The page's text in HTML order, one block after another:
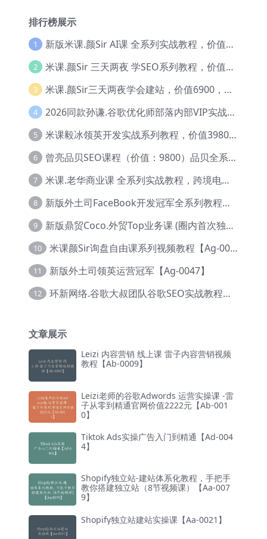
排行榜展示
1 新版米课.颜Sir AI课 全系列实战教程，价值9800，跨境首选！【Ag-0052】
2 米课.颜Sir 三天两夜 学SEO系列教程，价值9600元，跨境人都在学 【Ag-0056】
3 米课.颜Sir三天两夜学会建站，价值6900，MI课甄选课程 【Ag-0055】
4 2026同款孙谦.谷歌优化师部落内部VIP实战教程|价值4999元全网独家解码（官方报名版本）【@034】
5 米课毅冰领英开发实战系列教程，价值3980，跨境必选【Ag-0049】
6 曾亮品贝SEO课程（价值：9800）品贝全系列教程 【Ab-0022】
7 米课.老华商业课 全系列实战教程，跨境电商必学，价值16900元【Ag-0053】
8 新版外土司FaceBook开发冠军全系列教程【Ab-0021】
9 新版鼎贸Coco.外贸Top业务课 (圈内首次独家解码|460节课)【Ag-0091】
10 米课颜Sir询盘自由课系列视频教程【Ag-0020】
11 新版外土司领英运营冠军【Ag-0047】
12 环新网络.谷歌大叔团队谷歌SEO实战教程【Ab-0024】
文章展示
Leizi 内容营销 线上课 雷子内容营销视频
教程【Ab-0009】
Leizi老师的谷歌Adwords 运营实操课 -雷
子从零到精通官网价值2222元【Ab-001
0】
Tiktok Ads实操广告入门到精通【Ad-004
4】
Shopify独立站-建站体系化教程，手把手
教你搭建独立站（8节视频课）【Aa-007
9】
Shopify独立站建站实操课【Aa-0021】